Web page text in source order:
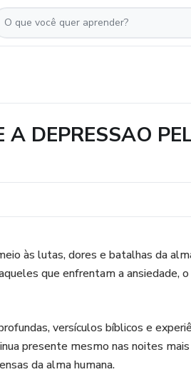
DEPRESSAO
às lutas, dores e batalhas da
que enfrentam a ansiedade,
versículos bíblicos e
presente mesmo nas noites
da alma humana.